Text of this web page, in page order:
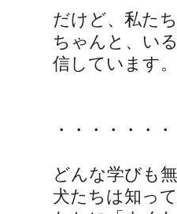
だけど、私た
ちゃんと、い
信しています。
・・・・・・
どんな学びも
犬たちは知っ